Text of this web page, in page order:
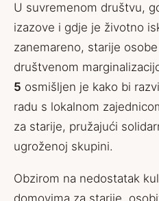
U suvremenom društvu,
izazove i gdje je životno
zanemareno, starije
društvenom
5 osmišljen je kako bi
radu s lokalnom
za starije, pružajući
ugroženoj skupini.
Obzirom na nedostatak
domovima za starije,